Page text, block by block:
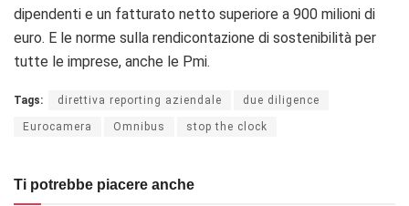
dipendenti e un fatturato netto superiore a 900 milioni di
euro. E le norme sulla rendicontazione di sostenibilità per
tutte le imprese, anche le Pmi.
Tags: direttiva reporting aziendale due diligence
Eurocamera Omnibus stop the clock
Ti potrebbe piacere anche